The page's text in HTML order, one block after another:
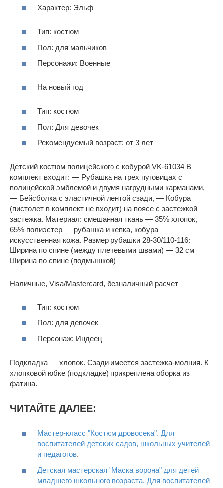
Характер: Эльф
Тип: костюм
Пол: для мальчиков
Персонажи: Военные
На новый год
Тип: костюм
Пол: Для девочек
Рекомендуемый возраст: от 3 лет
Детский костюм полицейского с кобурой VK-61034 В
комплект входит: — Рубашка на трех пуговицах с
полицейской эмблемой и двумя нагрудными карманами,
— Бейсболка с эластичной лентой сзади, — Кобура
(пистолет в комплект не входит) на поясе с застежкой —
застежка. Материал: смешанная ткань — 35% хлопок,
65% полиэстер — рубашка и кепка, кобура —
искусственная кожа. Размер рубашки 28-30/110-116:
Ширина по спине (между плечевыми швами) — 32 см
Ширина по спине (подмышкой)
Наличные, Visa/Mastercard, безналичный расчет
Тип: костюм
Пол: для девочек
Персонаж: Индеец
Подкладка — хлопок. Сзади имеется застежка-молния. К
хлопковой юбке (подкладке) прикреплена оборка из
фатина.
ЧИТАЙТЕ ДАЛЕЕ:
Мастер-класс "Костюм дровосека". Для
воспитателей детских садов, школьных учителей
и педагогов.
Детская мастерская "Маска ворона" для детей
младшего школьного возраста. Для воспитателей